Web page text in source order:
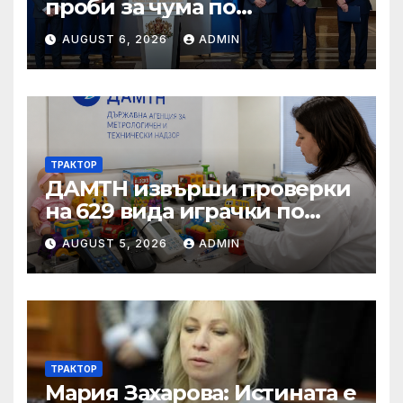
проби за чума по
животните от фермата във
Велинград са
положителни
AUGUST 6, 2026 ADMIN
ТРАКТОР
ДАМТН извърши проверки
на 629 вида играчки по
повод Деня на детето
AUGUST 5, 2026 ADMIN
ТРАКТОР
Мария Захарова: Истината е